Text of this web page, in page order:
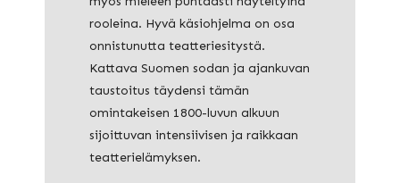
rooleina. Hyvä käsiohjelma on osa
onnistunutta teatteriesitystä.
Kattava Suomen sodan ja ajankuvan
taustoitus täydensi tämän
omintakeisen 1800-luvun alkuun
sijoittuvan intensiivisen ja raikkaan
teatterielämyksen.